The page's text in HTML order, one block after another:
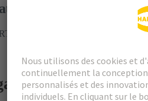
près de chez moi.
industrielles